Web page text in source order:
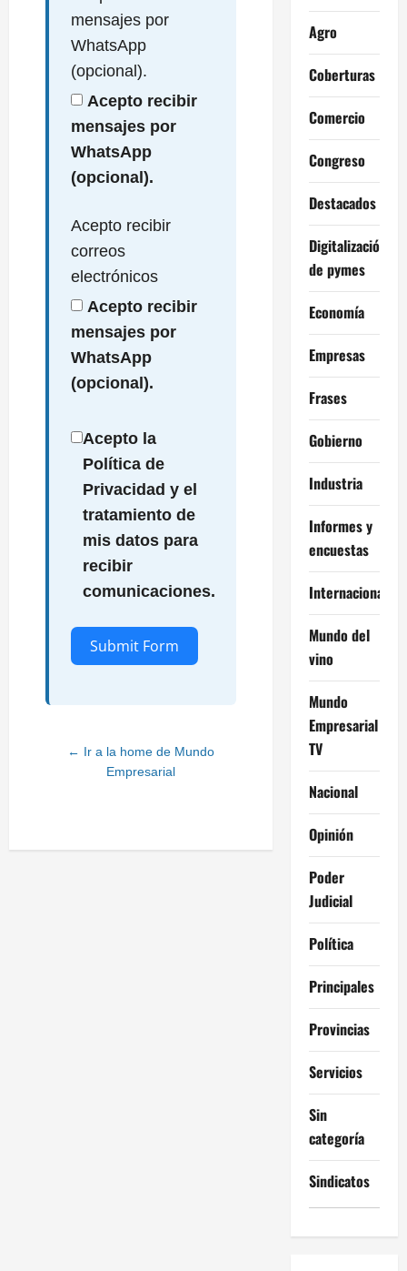
mensajes por
WhatsApp
(opcional).
Acepto recibir
mensajes por
WhatsApp
(opcional).
Acepto recibir
correos
electrónicos
Acepto recibir
mensajes por
WhatsApp
(opcional).
Acepto la
Política de
Privacidad y el
tratamiento de
mis datos para
recibir
comunicaciones.
Submit Form
← Ir a la home de Mundo
Empresarial
Agro
Coberturas
Comercio
Congreso
Destacados
Digitalización
de pymes
Economía
Empresas
Frases
Gobierno
Industria
Informes y
encuestas
Internacional
Mundo del
vino
Mundo
Empresarial
TV
Nacional
Opinión
Poder
Judicial
Política
Principales
Provincias
Servicios
Sin
categoría
Sindicatos